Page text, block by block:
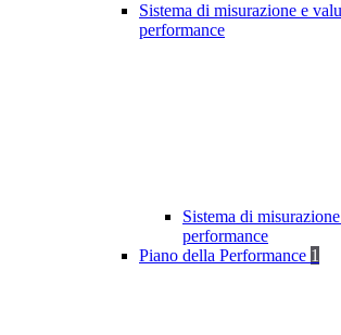
Sistema di misurazione e
performance
Sistema di
performance
Piano della Performance 1